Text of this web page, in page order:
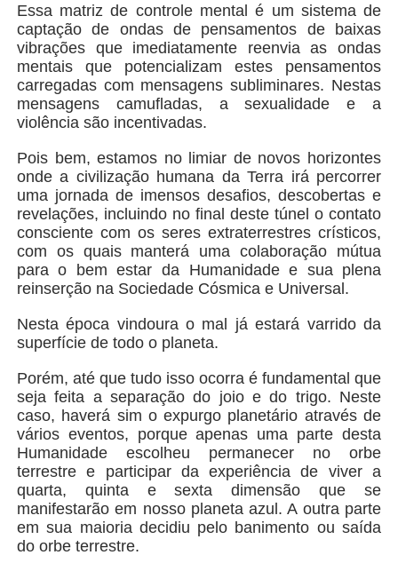
Essa matriz de controle mental é um sistema de
captação de ondas de pensamentos de baixas
vibrações que imediatamente reenvia as ondas
mentais que potencializam estes pensamentos
carregadas com mensagens subliminares. Nestas
mensagens camufladas, a sexualidade e a
violência são incentivadas.
Pois bem, estamos no limiar de novos horizontes
onde a civilização humana da Terra irá percorrer
uma jornada de imensos desafios, descobertas e
revelações, incluindo no final deste túnel o contato
consciente com os seres extraterrestres crísticos,
com os quais manterá uma colaboração mútua
para o bem estar da Humanidade e sua plena
reinserção na Sociedade Cósmica e Universal.
Nesta época vindoura o mal já estará varrido da
superfície de todo o planeta.
Porém, até que tudo isso ocorra é fundamental que
seja feita a separação do joio e do trigo. Neste
caso, haverá sim o expurgo planetário através de
vários eventos, porque apenas uma parte desta
Humanidade escolheu permanecer no orbe
terrestre e participar da experiência de viver a
quarta, quinta e sexta dimensão que se
manifestarão em nosso planeta azul. A outra parte
em sua maioria decidiu pelo banimento ou saída
do orbe terrestre.